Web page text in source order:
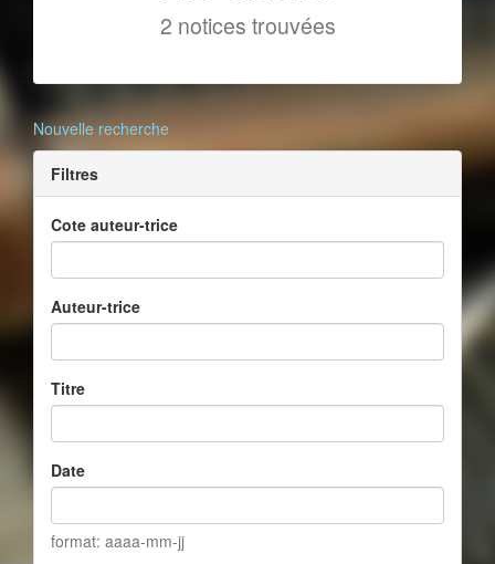
2 notices trouvées
Nouvelle recherche
Filtres
Cote auteur-trice
Auteur-trice
Titre
Date
format: aaaa-mm-jj